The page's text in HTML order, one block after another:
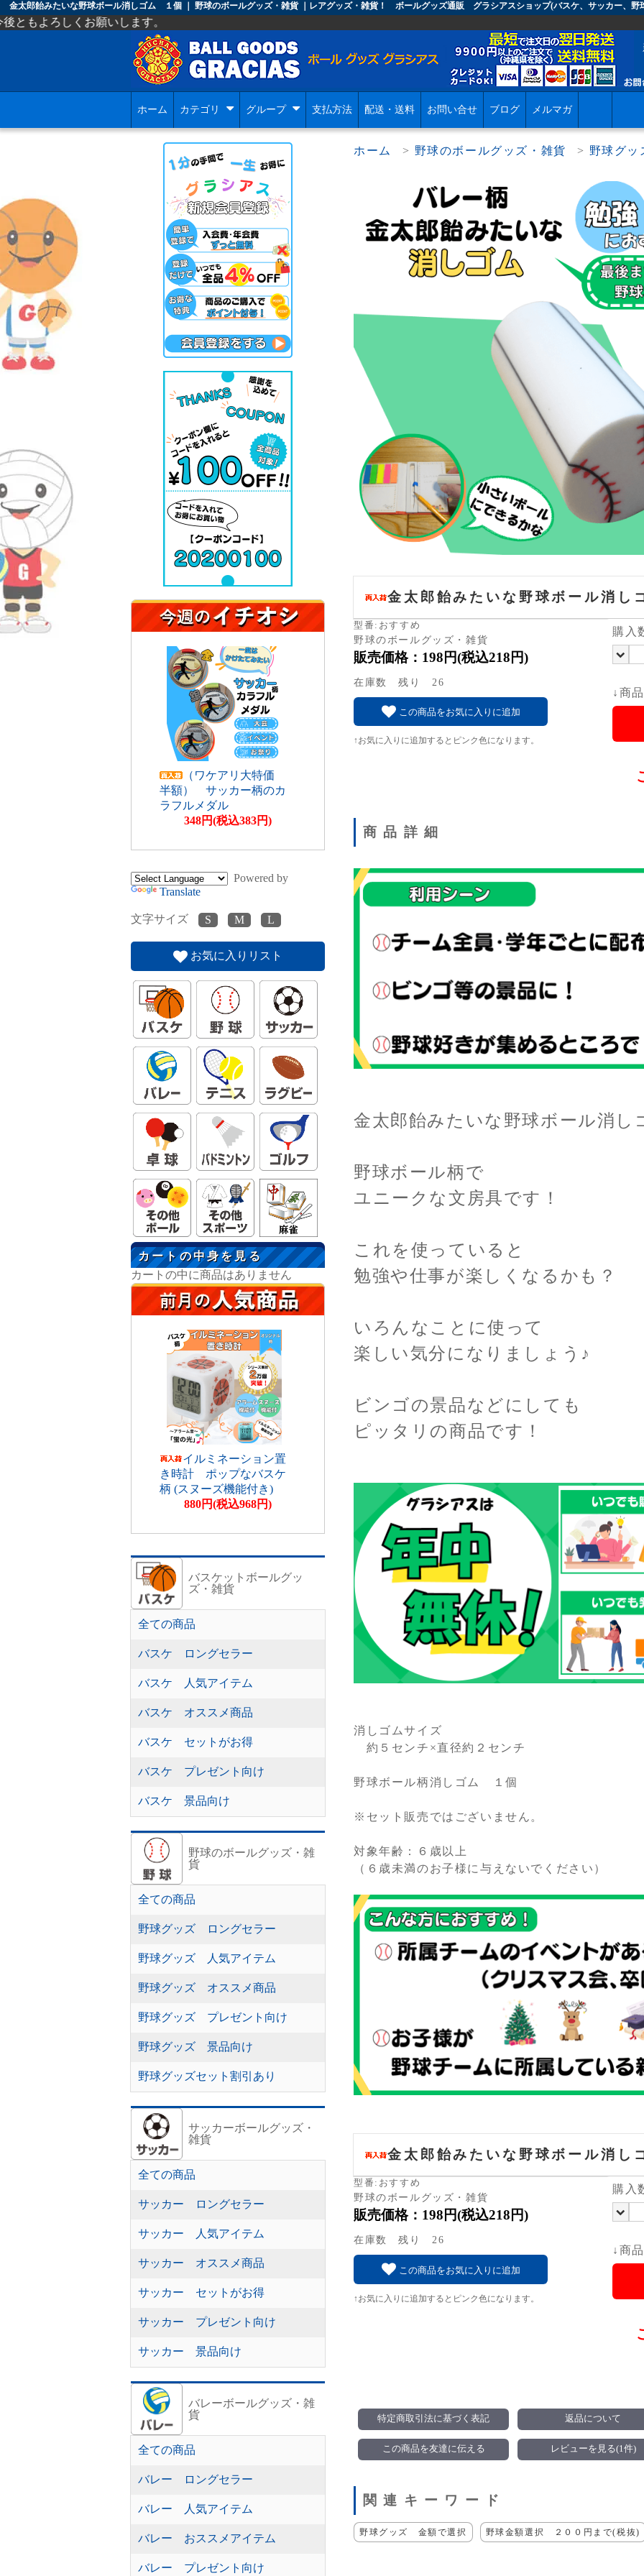
金太郎飴みたいな野球ボール消しゴム １個 ｜ 野球のボールグッズ・雑貨 ｜レアグッズ・雑貨！ ボールグッズ通販 グラシアスショップ(バスケ、サッカー、野
願いします。
ホーム カテゴリ グループ 支払方法 配送・送料 お問い合せ ブログ メルマガ
ホーム > 野球のボールグッズ・雑貨 > 野球グ
金太郎飴みたいな野球ボール消
型番:おすすめ
野球のボールグッズ・雑貨
販売価格：198円(税込218円)
在庫数 残り 26
この商品をお気に入りに追加
↑お気に入りに追加するとピンク色になります。
購入
↓商
商品詳細
金太郎飴みたいな野球ボール消し
野球ボール柄で
ユニークな文房具です！
これを使っていると
勉強や仕事が楽しくなるかも？
いろんなことに使って
楽しい気分になりましょう♪
ビンゴの景品などにしても
ピッタリの商品です！
消しゴムサイズ
約５センチ×直径約２センチ
野球ボール柄消しゴム １個
※セット販売ではございません。
対象年齢：６歳以上
（６歳未満のお子様に与えないでください）
金太郎飴みたいな野球ボール消
型番:おすすめ
野球のボールグッズ・雑貨
販売価格：198円(税込218円)
在庫数 残り 26
この商品をお気に入りに追加
↑お気に入りに追加するとピンク色になります。
購入
↓商
特定商取引法に基づく表記 返品について
この商品を友達に伝える レビューを見る(1件)
関連キーワード
野球グッズ 金額で選択 野球金額選択 ２００円まで(税抜)
（ワケアリ大特価
半額） サッカー柄のカ
ラフルメダル
348円(税込383円)
Powered by
Translate
文字サイズ
お気に入りリスト
カートの中身を見る
カートの中に商品はありません
イルミネーション置
き時計 ポップなバスケ
柄 (スヌーズ機能付き)
880円(税込968円)
バスケットボールグッ
ズ・雑貨
全ての商品
バスケ ロングセラー
バスケ 人気アイテム
バスケ オススメ商品
バスケ セットがお得
バスケ プレゼント向け
バスケ 景品向け
野球のボールグッズ・雑
貨
全ての商品
野球グッズ ロングセラー
野球グッズ 人気アイテム
野球グッズ オススメ商品
野球グッズ プレゼント向け
野球グッズ 景品向け
野球グッズセット割引あり
サッカーボールグッズ・
雑貨
全ての商品
サッカー ロングセラー
サッカー 人気アイテム
サッカー オススメ商品
サッカー セットがお得
サッカー プレゼント向け
サッカー 景品向け
バレーボールグッズ・雑
貨
全ての商品
バレー ロングセラー
バレー 人気アイテム
バレー おススメアイテム
バレー プレゼント向け